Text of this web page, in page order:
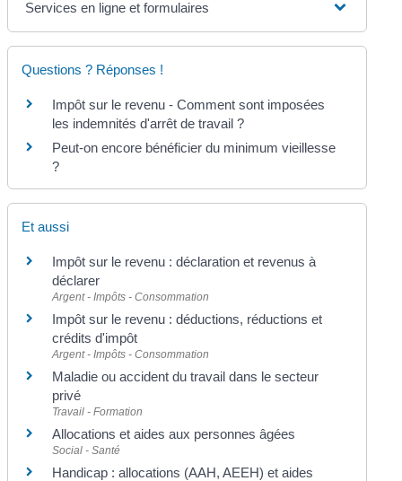
Services en ligne et formulaires
Questions ? Réponses !
Impôt sur le revenu - Comment sont imposées
les indemnités d'arrêt de travail ?
Peut-on encore bénéficier du minimum vieillesse
?
Et aussi
Impôt sur le revenu : déclaration et revenus à
déclarer
Argent - Impôts - Consommation
Impôt sur le revenu : déductions, réductions et
crédits d'impôt
Argent - Impôts - Consommation
Maladie ou accident du travail dans le secteur
privé
Travail - Formation
Allocations et aides aux personnes âgées
Social - Santé
Handicap : allocations (AAH, AEEH) et aides